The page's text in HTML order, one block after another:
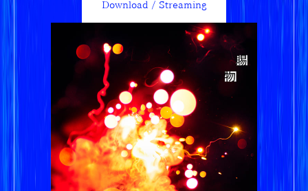
Download / Streaming